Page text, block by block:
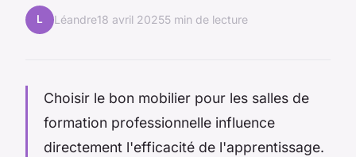
L Léandre18 avril 20255 min de lecture
Choisir le bon mobilier pour les salles de
formation professionnelle influence
directement l'efficacité de l'apprentissage.